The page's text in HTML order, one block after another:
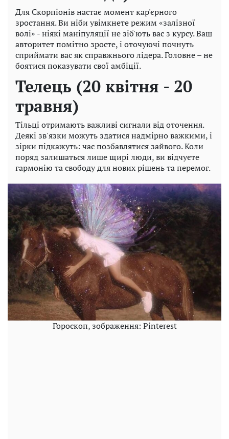
Для Скорпіонів настає момент кар'єрного
зростання. Ви ніби увімкнете режим «залізної
волі» - ніякі маніпуляції не зіб'ють вас з курсу. Ваш
авторитет помітно зросте, і оточуючі почнуть
сприймати вас як справжнього лідера. Головне – не
боятися показувати свої амбіції.
Телець (20 квітня - 20
травня)
Тільці отримають важливі сигнали від оточення.
Деякі зв'язки можуть здатися надмірно важкими, і
зірки підкажуть: час позбавлятися зайвого. Коли
поряд залишаться лише щирі люди, ви відчуєте
гармонію та свободу для нових рішень та перемог.
Гороскоп, зображення: Pinterest